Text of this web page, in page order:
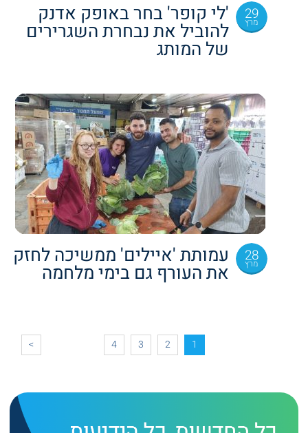
29
מרץ 'לי קופר' בחר באופק אדנק
להוביל את נבחרת השגרירים
של המותג
28
מרץ עמותת 'איילים' ממשיכה לחזק
את העורף גם בימי מלחמה
1
2
3
4
>